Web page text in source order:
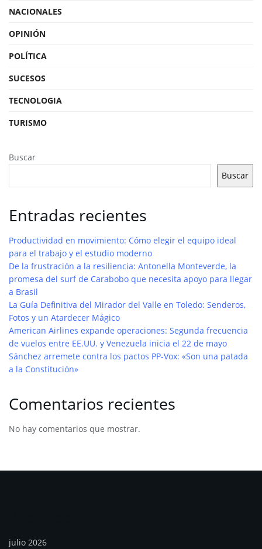
NACIONALES
OPINIÓN
POLÍTICA
SUCESOS
TECNOLOGIA
TURISMO
Buscar
Buscar
Entradas recientes
Productividad en movimiento: Cómo elegir el equipo ideal
para el trabajo y el estudio moderno
De la frustración a la resiliencia: Antonella Monteverde, la
promesa del surf de Carabobo que necesita apoyo para llegar
a Brasil
La Guía Definitiva del Mirador del Valle en Toledo: Senderos,
Fotos y un Atardecer Mágico
American Airlines expande operaciones: Segunda frecuencia
de vuelos entre EE.UU. y Venezuela inicia el 22 de mayo
Sánchez arremete contra los pactos PP-Vox: «Son una patada
a la Constitución»
Comentarios recientes
No hay comentarios que mostrar.
julio 2026